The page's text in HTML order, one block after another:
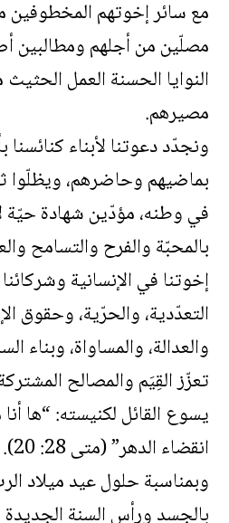
مع سائر إخوتهم المخطوفين
مصلّين من أجلهم ومطالبين
النوايا الحسنة العمل
مصيرهم.
ونجدّد دعوتنا لأبناء
بماضيهم وحاضرهم، ويظلّوا
في وطنه، مؤدّين شهادة حيّة
بالمحبّة والفرح والتسامح
إخوتنا في الإنسانية
التعدّدية، والحرّية، وحقوق
والعدالة، والمساواة، وبناء
تعزّز القِيَم والمصالح
يسوع القائل لكنيسته: “ها
انقضاء الدهر” (متى 28: 20).
وبمناسبة حلول عيد ميلاد